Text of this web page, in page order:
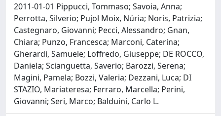
2011-01-01 Pippucci, Tommaso; Savoia, Anna;
Perrotta, Silverio; Pujol Moix, Núria; Noris, Patrizia;
Castegnaro, Giovanni; Pecci, Alessandro; Gnan,
Chiara; Punzo, Francesca; Marconi, Caterina;
Gherardi, Samuele; Loffredo, Giuseppe; DE ROCCO,
Daniela; Scianguetta, Saverio; Barozzi, Serena;
Magini, Pamela; Bozzi, Valeria; Dezzani, Luca; DI
STAZIO, Mariateresa; Ferraro, Marcella; Perini,
Giovanni; Seri, Marco; Balduini, Carlo L.